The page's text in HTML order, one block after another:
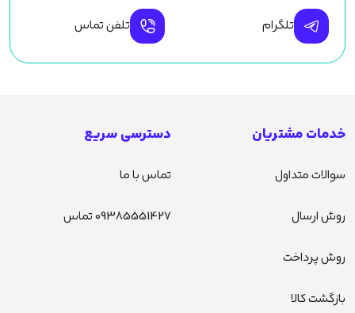
تلگرام تلفن تماس
خدمات مشتریان
سوالات متداول
روش ارسال
روش پرداخت
بازگشت کالا
دسترسی سریع
تماس با ما
09385551427 تماس